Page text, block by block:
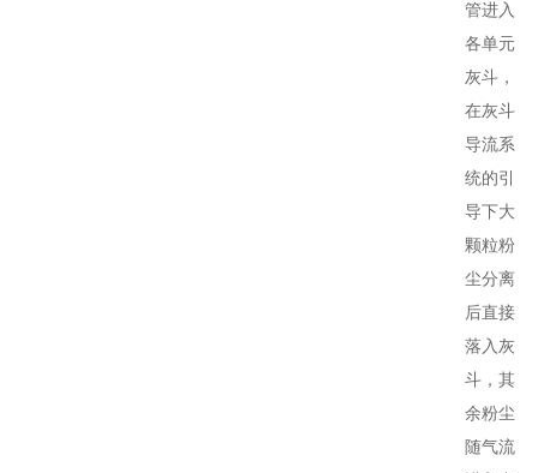
管进入
各单元
灰斗，
在灰斗
导流系
统的引
导下大
颗粒粉
尘分离
后直接
落入灰
斗，其
余粉尘
随气流